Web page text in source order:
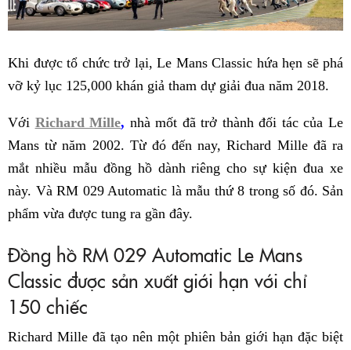
Khi được tổ chức trở lại, Le Mans Classic hứa hẹn sẽ phá
vỡ kỷ lục 125,000 khán giả tham dự giải đua năm 2018.
Với Richard Mille, nhà mốt đã trở thành đối tác của Le
Mans từ năm 2002. Từ đó đến nay, Richard Mille đã ra
mắt nhiều mẫu đồng hồ dành riêng cho sự kiện đua xe
này. Và RM 029 Automatic là mẫu thứ 8 trong số đó. Sản
phẩm vừa được tung ra gần đây.
Đồng hồ RM 029 Automatic Le Mans
Classic được sản xuất giới hạn với chỉ
150 chiếc
Richard Mille đã tạo nên một phiên bản giới hạn đặc biệt